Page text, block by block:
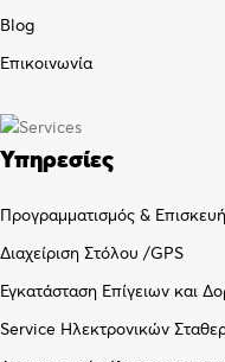
Blog
Επικοινωνία
Υπηρεσίες
Προγραμματισμός &
Διαχείριση Στόλου /GPS
Εγκατάσταση Επίγειων και
Service Ηλεκτρονικών